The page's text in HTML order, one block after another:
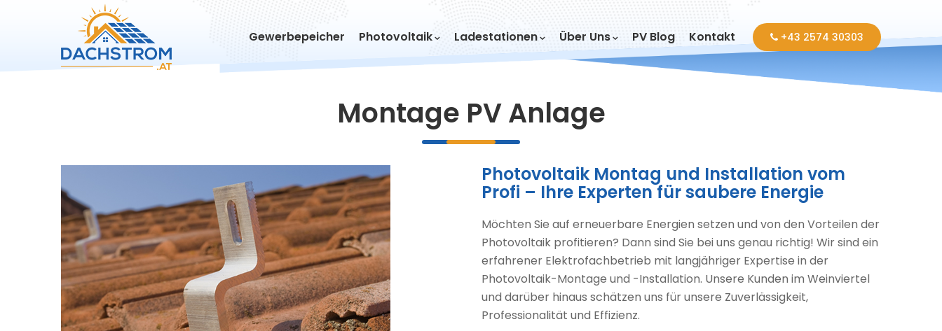
Gewerbepeicher Photovoltaik Ladestationen Über Uns PV Blog Kontakt +43 2574 30303
Montage PV Anlage
Photovoltaik Montag und Installation vom
Profi – Ihre Experten für saubere Energie
Möchten Sie auf erneuerbare Energien setzen und von den Vorteilen der
Photovoltaik profitieren? Dann sind Sie bei uns genau richtig! Wir sind ein
erfahrener Elektrofachbetrieb mit langjähriger Expertise in der
Photovoltaik-Montage und -Installation. Unsere Kunden im Weinviertel
und darüber hinaus schätzen uns für unsere Zuverlässigkeit,
Professionalität und Effizienz.